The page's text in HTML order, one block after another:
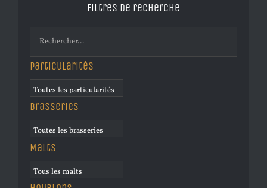
Filtres de recherche
Particularités
Brasseries
Malts